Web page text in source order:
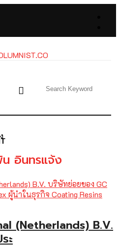
อินทรแจ้ง
(Netherlands) B.V.
ะ